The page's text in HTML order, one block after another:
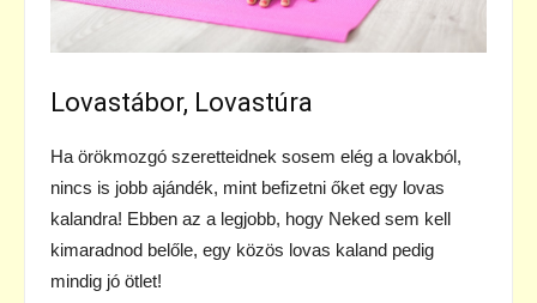
Lovastábor, Lovastúra
Ha örökmozgó szeretteidnek sosem elég a lovakból,
nincs is jobb ajándék, mint befizetni őket egy lovas
kalandra! Ebben az a legjobb, hogy Neked sem kell
kimaradnod belőle, egy közös lovas kaland pedig
mindig jó ötlet!